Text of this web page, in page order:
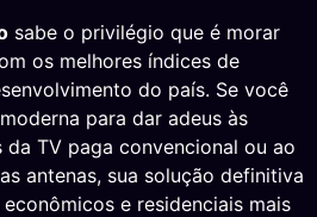
sabe o privilégio que é morar
os melhores índices de
do país. Se você
para dar adeus às
da TV paga convencional ou ao
antenas, sua solução definitiva
e residenciais mais